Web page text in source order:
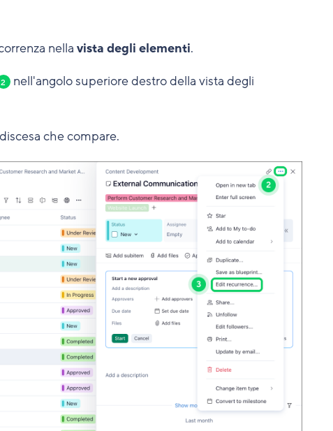
nella vista degli elementi.
2 nell'angolo superiore destro della vista degli
che compare.